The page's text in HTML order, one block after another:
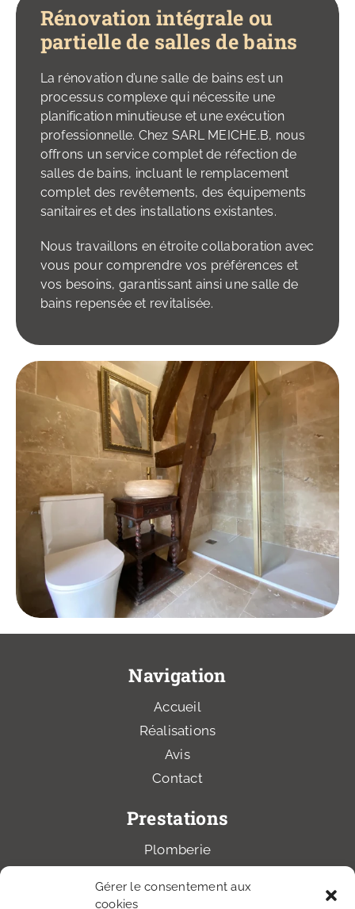
Gérer le consentement aux
cookies
Rénovation intégrale ou
partielle de salles de bains
La rénovation d’une salle de bains est un
processus complexe qui nécessite une
planification minutieuse et une exécution
professionnelle. Chez SARL MEICHE.B, nous
offrons un service complet de réfection de
salles de bains, incluant le remplacement
complet des revêtements, des équipements
sanitaires et des installations existantes.
Nous travaillons en étroite collaboration avec
vous pour comprendre vos préférences et
vos besoins, garantissant ainsi une salle de
bains repensée et revitalisée.
Navigation
Accueil
Réalisations
Avis
Contact
Prestations
Plomberie